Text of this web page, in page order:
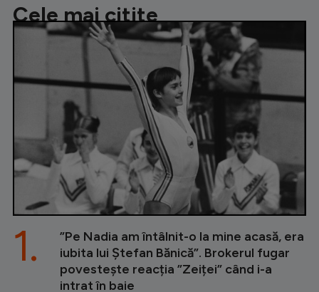
Cele mai citite
”Pe Nadia am întâlnit-o la mine acasă, era
iubita lui Ștefan Bănică”. Brokerul fugar
povestește reacția ”Zeiței” când i-a
intrat în baie
1.